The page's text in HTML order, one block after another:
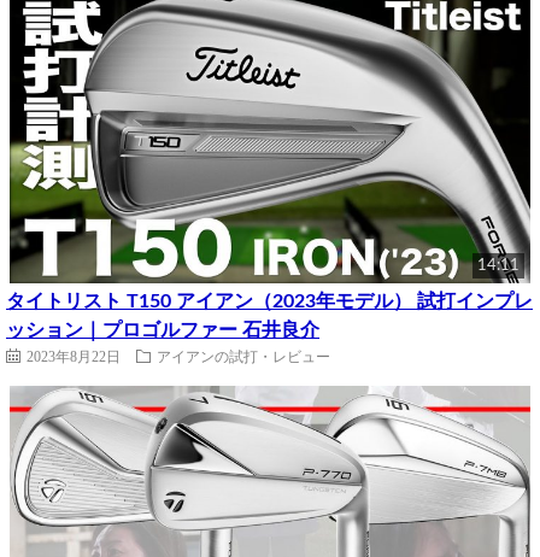
14:11
タイトリスト T150 アイアン（2023年モデル） 試打インプレ
ッション｜プロゴルファー 石井良介
2023年8月22日 アイアンの試打・レビュー